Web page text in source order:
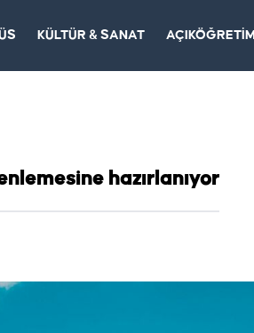
KÜLTÜR & SANAT AÇIKÖĞRETİM
hazırlanıyor